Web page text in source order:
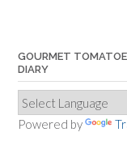
GOURMET
DIARY
Powered by